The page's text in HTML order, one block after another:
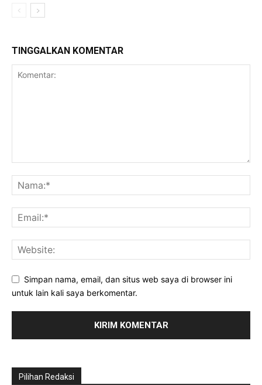
TINGGALKAN KOMENTAR
Simpan nama, email, dan situs web saya di browser ini
untuk lain kali saya berkomentar.
Pilihan Redaksi